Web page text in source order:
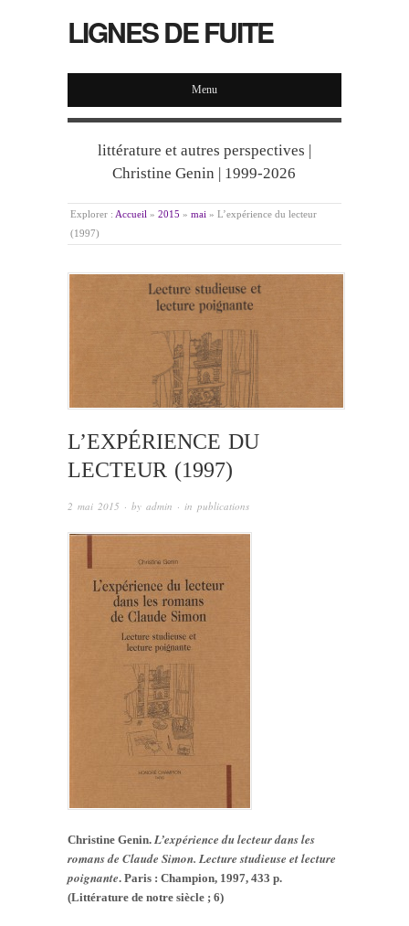
LIGNES DE FUITE
Menu
littérature et autres perspectives |
Christine Genin | 1999-2026
Explorer : Accueil » 2015 » mai » L’expérience du lecteur
(1997)
L’EXPÉRIENCE DU
LECTEUR (1997)
2 mai 2015 · by admin · in publications
Christine Genin. L’expérience du lecteur dans les
romans de Claude Simon. Lecture studieuse et lecture
poignante. Paris : Champion, 1997, 433 p.
(Littérature de notre siècle ; 6)